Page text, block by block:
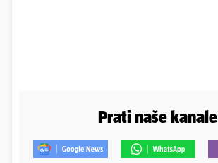
Prati naše kanale